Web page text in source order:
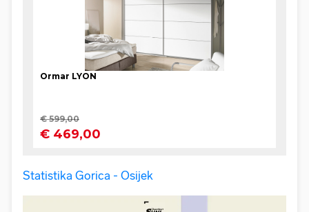
Statistika Gorica - Osijek